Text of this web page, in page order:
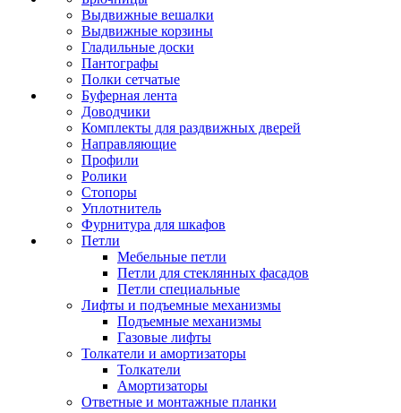
Выдвижные вешалки
Выдвижные корзины
Гладильные доски
Пантографы
Полки сетчатые
Буферная лента
Доводчики
Комплекты для раздвижных дверей
Направляющие
Профили
Ролики
Стопоры
Уплотнитель
Фурнитура для шкафов
Петли
Мебельные петли
Петли для стеклянных фасадов
Петли специальные
Лифты и подъемные механизмы
Подъемные механизмы
Газовые лифты
Толкатели и амортизаторы
Толкатели
Амортизаторы
Ответные и монтажные планки